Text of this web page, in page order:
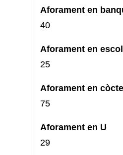
40
25
75
29